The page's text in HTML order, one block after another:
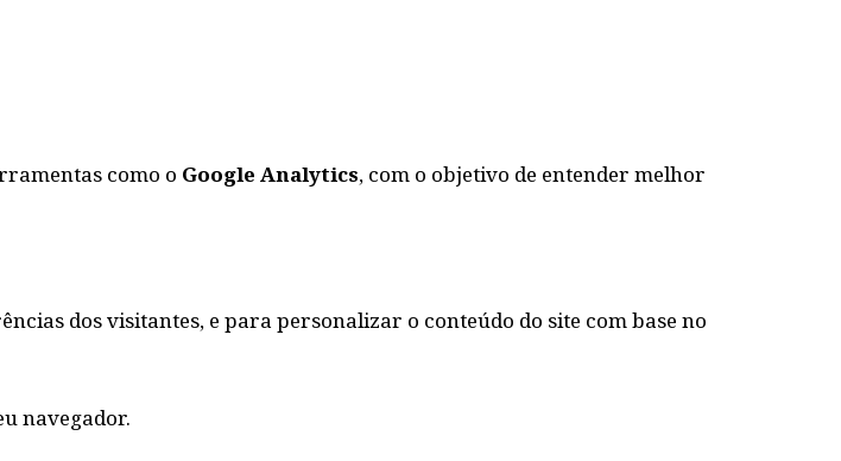
como o Google Analytics, com o objetivo de entender melhor
dos visitantes, e para personalizar o conteúdo do site com base no
navegador.